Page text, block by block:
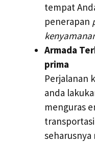
tempat
penerapan
Armada
prima
Perjalanan
anda
menguras